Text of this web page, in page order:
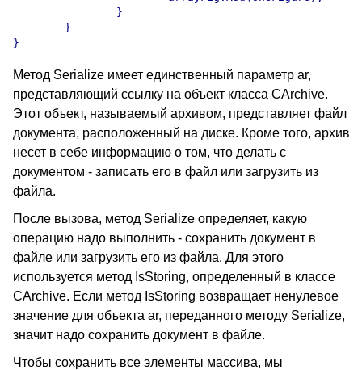
Метод Serialize имеет единственный параметр ar,
представляющий ссылку на объект класса CArchive.
Этот объект, называемый архивом, представляет файл
документа, расположенный на диске. Кроме того, архив
несет в себе информацию о том, что делать с
документом - записать его в файл или загрузить из
файла.
После вызова, метод Serialize определяет, какую
операцию надо выполнить - сохранить документ в
файле или загрузить его из файла. Для этого
используется метод IsStoring, определенный в классе
CArchive. Если метод IsStoring возвращает ненулевое
значение для объекта ar, переданного методу Serialize,
значит надо сохранить документ в файле.
Чтобы сохранить все элементы массива, мы